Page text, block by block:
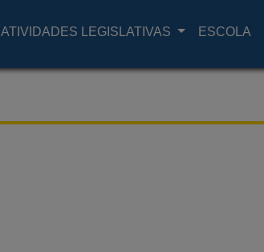
ATIVIDADES LEGISLATIVAS ESCOLA